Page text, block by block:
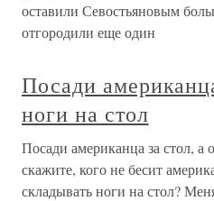
оставили Севостьяновым
отгородили еще один
Посади
ноги на стол
Посади американца за стол, а
скажите, кого не бесит
складывать ноги на стол?